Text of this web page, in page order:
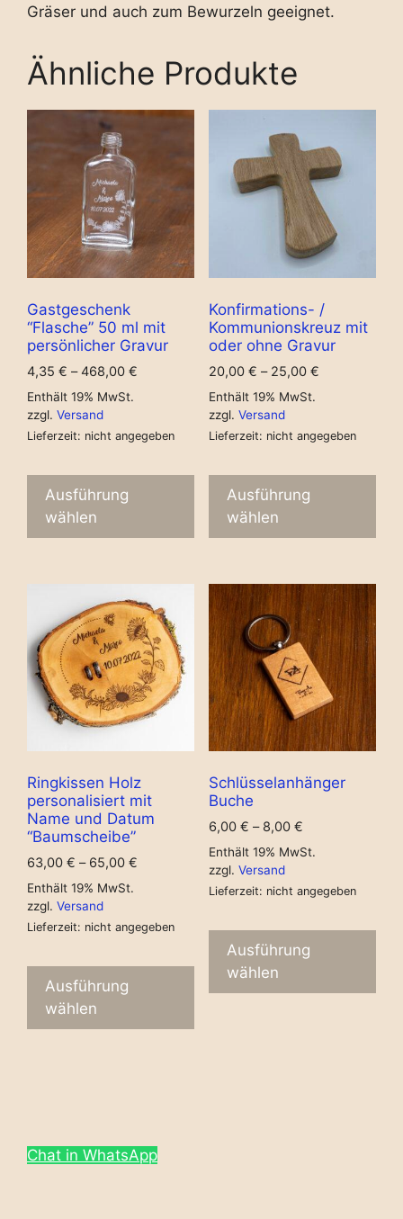
Gräser und auch zum Bewurzeln geeignet.
Ähnliche Produkte
Gastgeschenk
“Flasche” 50 ml mit
persönlicher Gravur
4,35 € –468,00 €
Enthält 19% MwSt.
zzgl. Versand
Lieferzeit: nicht angegeben
Ausführung
wählen
Konfirmations- /
Kommunionskreuz mit
oder ohne Gravur
20,00 € – 25,00 €
Enthält 19% MwSt.
zzgl. Versand
Lieferzeit: nicht angegeben
Ausführung
wählen
Ringkissen Holz
personalisiert mit
Name und Datum
“Baumscheibe”
63,00 € – 65,00 €
Enthält 19% MwSt.
zzgl. Versand
Lieferzeit: nicht angegeben
Ausführung
wählen
Schlüsselanhänger
Buche
6,00 € – 8,00 €
Enthält 19% MwSt.
zzgl. Versand
Lieferzeit: nicht angegeben
Ausführung
wählen
Chat in WhatsApp